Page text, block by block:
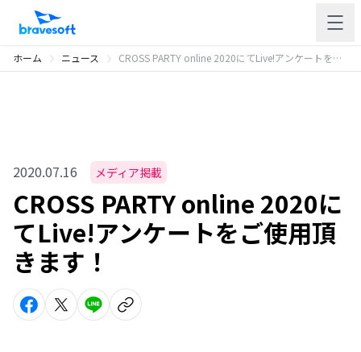
ホーム ニュース CROSS PARTY online 2020にてLive!アンケートをご使用頂きます！
2020.07.16 メディア掲載
CROSS PARTY online 2020に
てLive!アンケートをご使用頂
きます！